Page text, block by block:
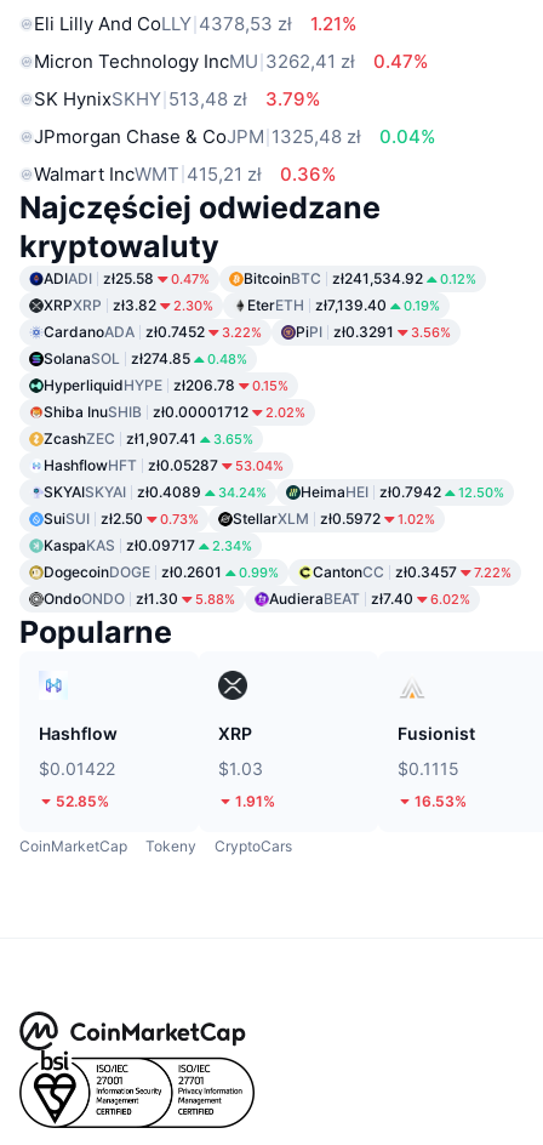
Eli Lilly And CoLLY 4378,53 zł
1.21%
Micron Technology IncMU 3262,41 zł
0.47%
SK HynixSKHY 513,48 zł
3.79%
JPmorgan Chase & CoJPM 1325,48 zł
0.04%
Walmart IncWMT 415,21 zł 0.36%
Najczęściej odwiedzane
kryptowaluty
ADIADI zł25.58 0.47% BitcoinBTC zł241,534.92 0.12%
XRPXRP zł3.82 2.30% EterETH zł7,139.40 0.19%
CardanoADA zł0.7452 3.22% PiPI zł0.3291 3.56%
SolanaSOL zł274.85 0.48%
HyperliquidHYPE zł206.78 0.15%
Shiba InuSHIB zł0.00001712 2.02%
ZcashZEC zł1,907.41 3.65%
HashflowHFT zł0.05287 53.04%
SKYAISKYAI zł0.4089 34.24% HeimaHEI zł0.7942 12.50%
SuiSUI zł2.50 0.73% StellarXLM zł0.5972 1.02%
KaspaKAS zł0.09717 2.34%
DogecoinDOGE zł0.2601 0.99% CantonCC zł0.3457 7.22%
OndoONDO zł1.30 5.88% AudieraBEAT zł7.40 6.02%
Popularne
Hashflow
$0.01422
52.85%
XRP
$1.03
1.91%
Fusionist
$0.1115
16.53%
CoinMarketCap Tokeny CryptoCars